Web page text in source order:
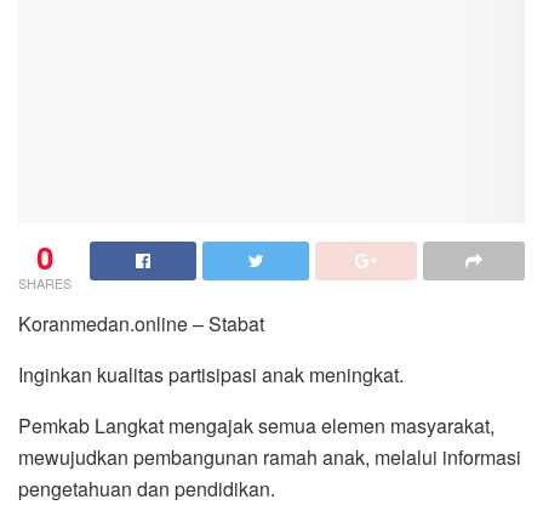
0
SHARES
Koranmedan.online – Stabat
Inginkan kualitas partisipasi anak meningkat.
Pemkab Langkat mengajak semua elemen masyarakat,
mewujudkan pembangunan ramah anak, melalui informasi
pengetahuan dan pendidikan.